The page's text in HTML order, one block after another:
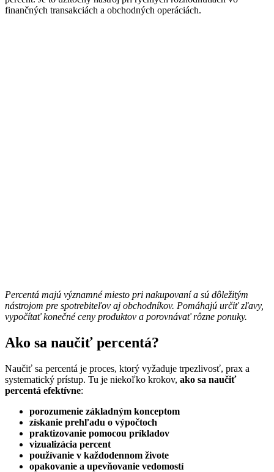
finančných transakciách a obchodných operáciách.
Percentá majú významné miesto pri nakupovaní a sú dôležitým
nástrojom pre spotrebiteľov aj obchodníkov. Pomáhajú určiť zľavy,
vypočítať konečné ceny produktov a porovnávať rôzne ponuky.
Ako sa naučiť percentá?
Naučiť sa percentá je proces, ktorý vyžaduje trpezlivosť, prax a
systematický prístup. Tu je niekoľko krokov, ako sa naučiť
percentá efektívne:
porozumenie základným konceptom
získanie prehľadu o výpočtoch
praktizovanie pomocou príkladov
vizualizácia percent
používanie v každodennom živote
opakovanie a upevňovanie vedomostí